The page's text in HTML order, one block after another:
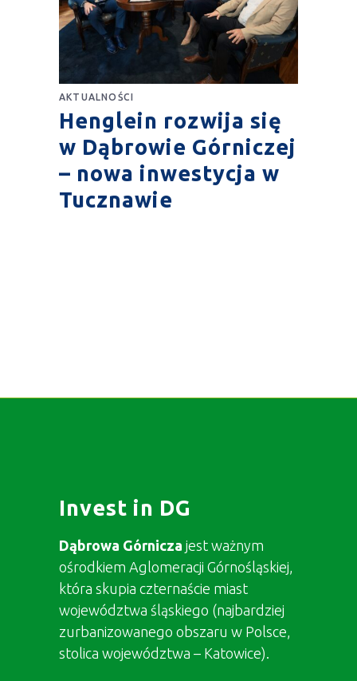
AKTUALNOŚCI
Henglein rozwija się
w Dąbrowie Górniczej
– nowa inwestycja w
Tucznawie
Invest in DG
Dąbrowa Górnicza jest ważnym
ośrodkiem Aglomeracji Górnośląskiej,
która skupia czternaście miast
województwa śląskiego (najbardziej
zurbanizowanego obszaru w Polsce,
stolica województwa – Katowice).